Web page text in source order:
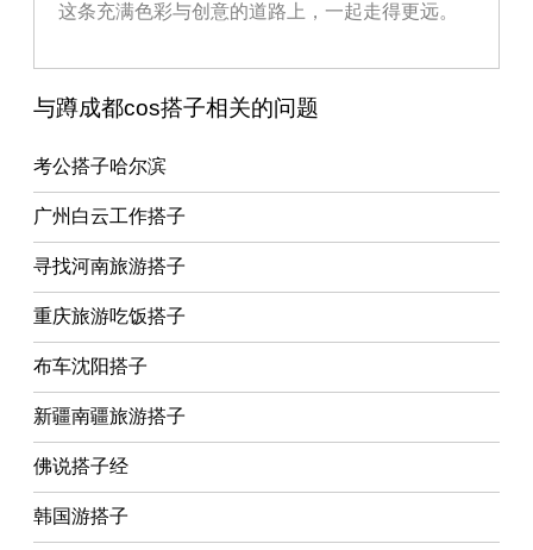
这条充满色彩与创意的道路上，一起走得更远。
与蹲成都cos搭子相关的问题
考公搭子哈尔滨
广州白云工作搭子
寻找河南旅游搭子
重庆旅游吃饭搭子
布车沈阳搭子
新疆南疆旅游搭子
佛说搭子经
韩国游搭子